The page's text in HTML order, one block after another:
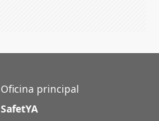
Oficina principal
SafetYA